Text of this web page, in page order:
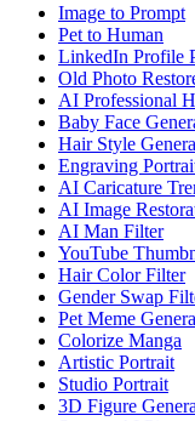
Image to Prompt
Pet to Human
LinkedIn Profile
Old Photo
AI Professional
Baby Face
Hair Style
Engraving
AI Caricature
AI Image
AI Man Filter
YouTube
Hair Color Filter
Gender Swap
Pet Meme
Colorize Manga
Artistic Portrait
Studio Portrait
3D Figure